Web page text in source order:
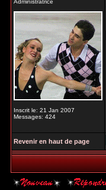
Administratrice
Inscrit le: 21 Jan 2007
Messages: 424
Revenir en haut de page